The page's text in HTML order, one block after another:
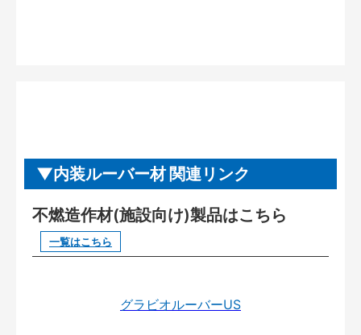
内装ルーバー材 関連リンク
不燃造作材(施設向け)製品はこちら
一覧はこちら
グラビオルーバーUS